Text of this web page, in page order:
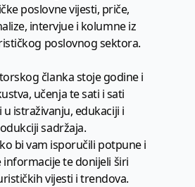
poslovne vijesti, priče,
intervjue i kolumne iz
poslovnog sektora.
članka stoje godine i
učenja te sati i sati
istraživanju, edukaciji i
sadržaja.
bi vam isporučili potpune i
te donijeli širi
vijesti i trendova.